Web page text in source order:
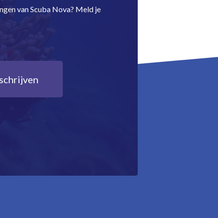
van Scuba Nova? Meld je